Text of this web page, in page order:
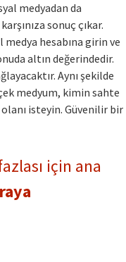
medyadan da
sonuç çıkar.
hesabına girin ve
altın değerindedir.
Aynı şekilde
medyum, kimin sahte
olanı isteyin. Güvenilir bir
için ana